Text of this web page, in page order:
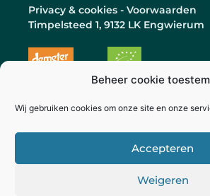
Beheer cookie
Wij gebruiken cookies om onze site en onze
Accepteren
Weigeren
Privacy & cookies - Voorwaarden
Timpelsteed 1, 9132 LK Engwierum
© Mts. Timpelsteed 2026
Ontwerp door
ChangMade
-
Kijkze